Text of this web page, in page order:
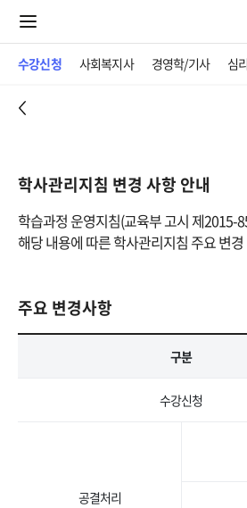
수강신청 사회복지사 경영학/기사 심
학사관리지침 변경 사항 안내
학습과정 운영지침(교육부 고시 제2015-
해당 내용에 따른 학사관리지침 주요 변
주요 변경사항
구분
수강신청
공결처리